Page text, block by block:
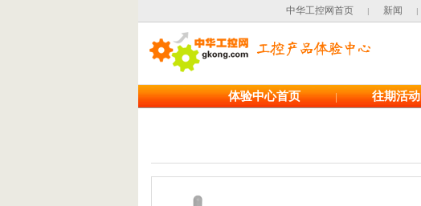
中华工控网首页 | 新闻 |
体验中心首页 | 往期活动